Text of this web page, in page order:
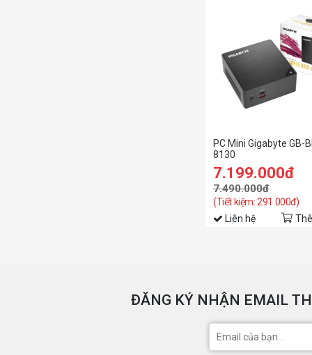
PC Mini Gigabyte GB-
8130
7.199.000đ
7.490.000đ
(Tiết kiệm: 291.000đ)
Liên hệ
ĐĂNG KÝ NHẬN EMAIL